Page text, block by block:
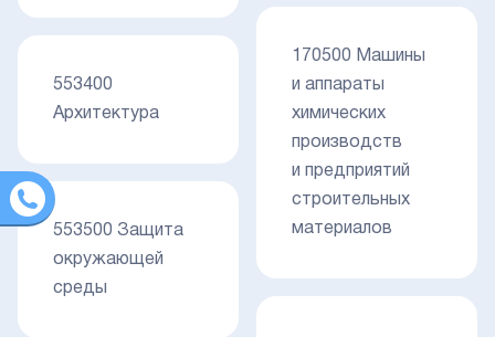
553400
Архитектура
553500 Защита
окружающей
среды
170500 Машины
и аппараты
химических
производств
и предприятий
строительных
материалов